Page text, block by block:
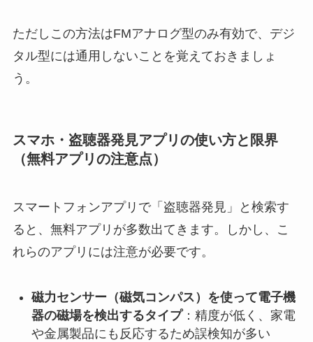
ただしこの方法はFMアナログ型のみ有効で、デジ
タル型には通用しないことを覚えておきましょ
う。
スマホ・盗聴器発見アプリの使い方と限界
（無料アプリの注意点）
スマートフォンアプリで「盗聴器発見」と検索す
ると、無料アプリが多数出てきます。しかし、こ
れらのアプリには注意が必要です。
磁力センサー（磁気コンパス）を使って電子機
器の磁場を検出するタイプ：精度が低く、家電
や金属製品にも反応するため誤検知が多い